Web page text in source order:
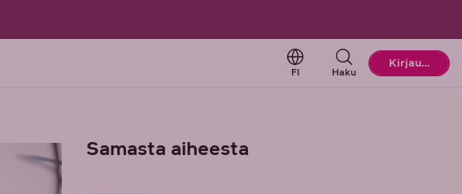
Change language. Current
FI Haku
Kirjaudu
Samasta aiheesta